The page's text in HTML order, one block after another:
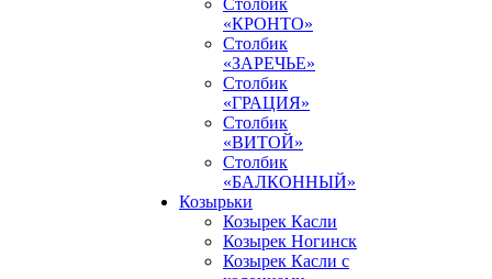
Столбик
«КРОНТО»
Столбик
«ЗАРЕЧЬЕ»
Столбик
«ГРАЦИЯ»
Столбик
«ВИТОЙ»
Столбик
«БАЛКОННЫЙ»
Козырьки
Козырек Касли
Козырек Ногинск
Козырек Касли с